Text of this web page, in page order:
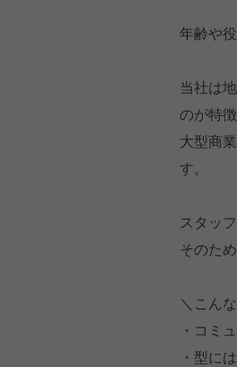
年齢や
当社は
のが特徴
大型商
す。
スタッ
そのた
＼こん
・コミ
・型に